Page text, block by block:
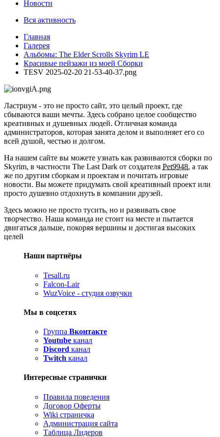
Новости
Вся активность
Главная
Галерея
Альбомы: The Elder Scrolls Skyrim LE
Красивые пейзажи из моей Сборки
TESV 2025-02-20 21-53-40-37.png
Ластриум - это не просто сайт, это целый проект, где
сбываются ваши мечты. Здесь собрано целое сообщество
креативных и душевных людей. Отличная команда
администраторов, которая занята делом и выполняет его со
всей душой, честью и долгом.
На нашем сайте вы можете узнать как развиваются сборки по
Skyrim, в частности The Last Dark от создателя Pet9948, а так
же по другим сборкам и проектам и почитать игровые
новости. Вы можете придумать свой креативный проект или
просто душевно отдохнуть в компании друзей.
Здесь можно не просто тусить, но и развивать свое
творчество. Наша команда не стоит на месте и пытается
двигаться дальше, покоряя вершины и достигая высоких
целей
Наши партнёры
Tesall.ru
Falcon-Lair
WuzVoice - студия озвучки
Мы в соцсетях
Группа Вконтакте
Youtube канал
Discord канал
Twitch канал
Интересные странички
Правила поведения
Договор Оферты
Wiki страничка
Администрация сайта
Таблица Лидеров